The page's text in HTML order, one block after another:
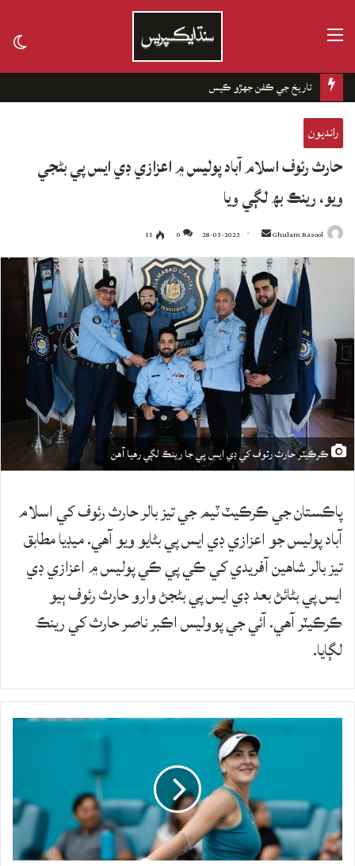
تاريخ جي ڪفن جھڙو ڪيس
رانديون
حارث رئوف اسلام آباد پوليس ۾ اعزازي ڊي ايس پي بڻجي
ويو، رينڪ بھ لڳي ويا
Ghulam Rasool
Send
an
email
28-03-2023
0
15
ڪرڪيٽر حارث رئوف کي ڊي ايس پي جا رينڪ لڳي رهيا آهن
پاڪستان جي ڪرڪيٽ ٽيم جي تيز بالر حارث رئوف کي اسلام
آباد پوليس جو اعزازي ڊي ايس پي بڻايو ويو آهي. ميڊيا مطابق
تيز بالر شاهين آفريدي کي ڪي پي ڪي پوليس ۾ اعزازي ڊي
ايس پي بڻائڻ بعد ڊي ايس پي بڻجڻ وارو حارث رئوف ٻيو
ڪرڪيٽر آهي. آئي جي پووليس اڪبر ناصر حارث کي رينڪ
لڳايا.